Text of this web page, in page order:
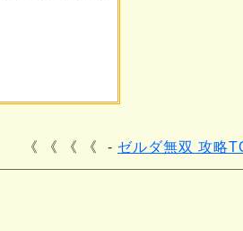
《 《 《 ゼルダ無双 攻略